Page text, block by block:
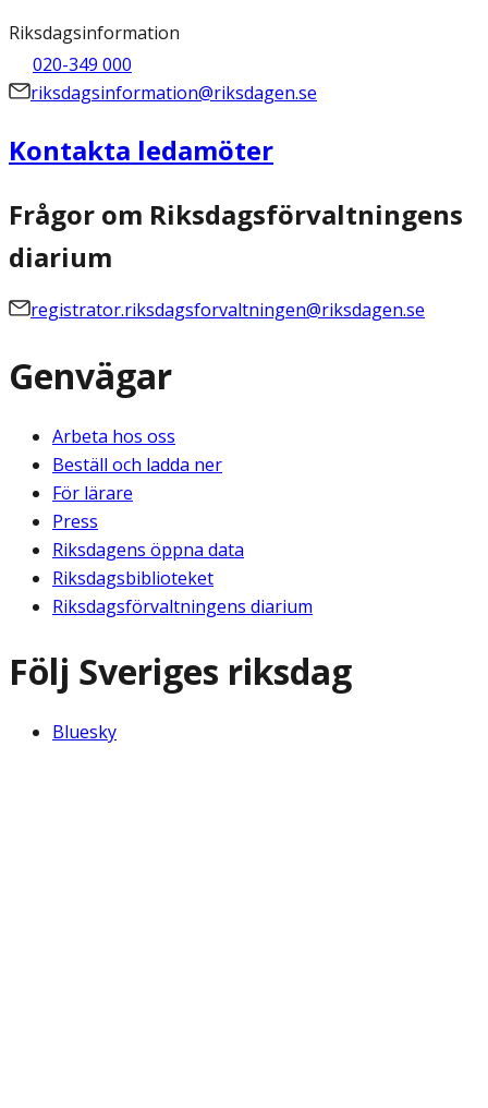
Riksdagsinformation
020-349 000
riksdagsinformation@riksdagen.se
Kontakta ledamöter
Frågor om Riksdagsförvaltningens
diarium
registrator.riksdagsforvaltningen@riksdagen.se
Genvägar
Arbeta hos oss
Beställ och ladda ner
För lärare
Press
Riksdagens öppna data
Riksdagsbiblioteket
Riksdagsförvaltningens diarium
Följ Sveriges riksdag
Bluesky